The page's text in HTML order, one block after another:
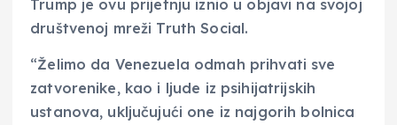
Trump je ovu prijetnju iznio u objavi na svojoj
društvenoj mreži Truth Social.
“Želimo da Venezuela odmah prihvati sve
zatvorenike, kao i ljude iz psihijatrijskih
ustanova, uključujući one iz najgorih bolnica